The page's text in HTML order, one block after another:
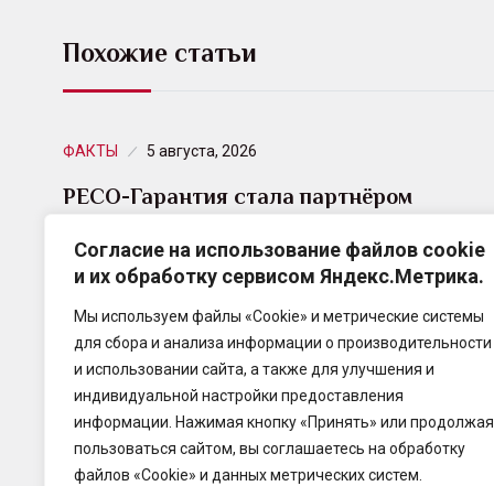
Согласие на использование файлов cookie
и их обработку сервисом Яндекс.Метрика.
Мы используем файлы «Cookie» и метрические системы
для сбора и анализа информации о производительности
и использовании сайта, а также для улучшения и
индивидуальной настройки предоставления
информации. Нажимая кнопку «Принять» или продолжая
пользоваться сайтом, вы соглашаетесь на обработку
файлов «Cookie» и данных метрических систем.
Похожие статьи
ФАКТЫ 5 августа, 2026
РЕСО-Гарантия стала партнёром
футбольного клуба «Енисей»
Красноярский филиал РЕСО-Гарантия стал
партнёром футбольного клуба «Енисей».
Партнёрское соглашение заключено на период с
июля 2026 года по май 2027 года.